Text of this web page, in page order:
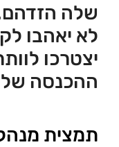
שלה
לא יאהבו
יצטרכו
ההכנסה
תמצית